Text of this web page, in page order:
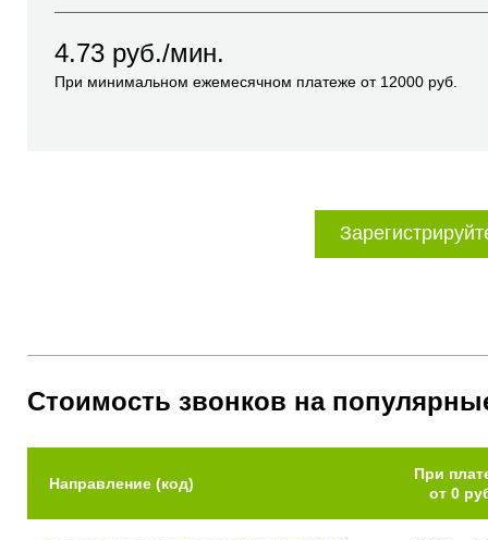
4.73 руб./мин.
При минимальном ежемесячном платеже от 12000 руб.
Стоимость звонков на
Направление (код)
При
от 0